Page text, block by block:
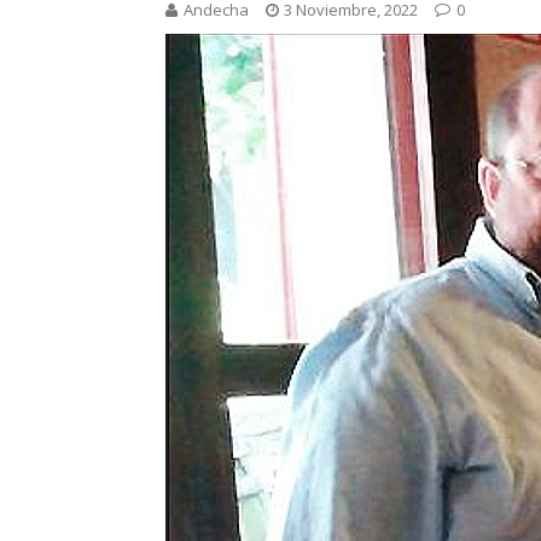
Andecha 3 Noviembre, 2022 0